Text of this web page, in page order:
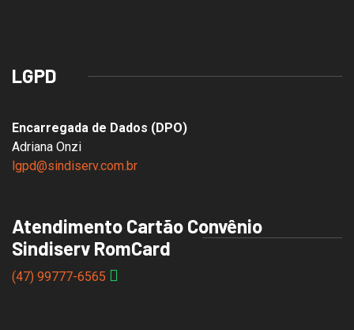
LGPD
Encarregada de Dados (DPO)
Adriana Onzi
lgpd@sindiserv.com.br
Atendimento Cartão Convênio
Sindiserv RomCard
(47) 99777-6565